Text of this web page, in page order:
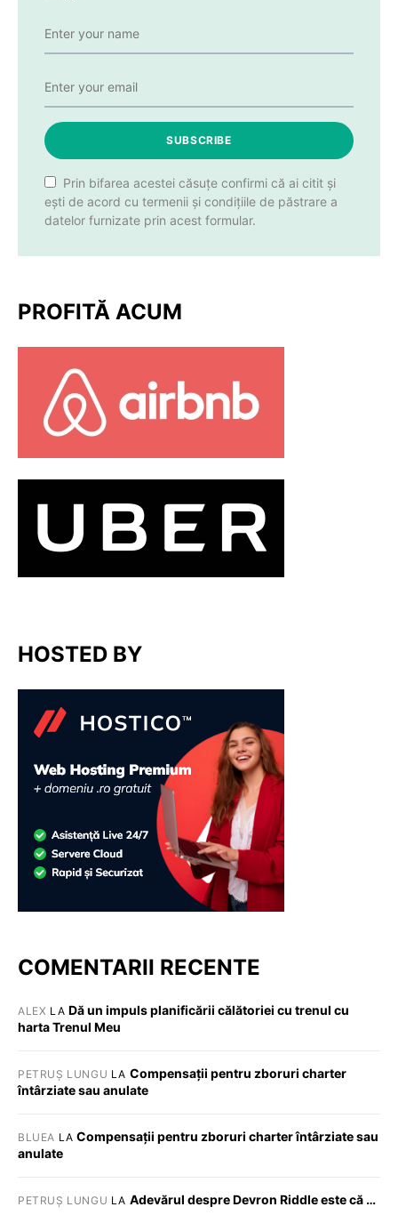
SUBSCRIBE
Prin bifarea acestei căsuțe confirmi că ai citit și
ești de acord cu termenii și condițiile de păstrare a
datelor furnizate prin acest formular.
PROFITĂ ACUM
HOSTED BY
COMENTARII RECENTE
ALEX LA Dă un impuls planificării călătoriei cu trenul cu
harta Trenul Meu
PETRUȘ LUNGU LA Compensații pentru zboruri charter
întârziate sau anulate
BLUEA LACompensații pentru zboruri charter întârziate sau
anulate
PETRUȘ LUNGU LA Adevărul despre Devron Riddle este că …